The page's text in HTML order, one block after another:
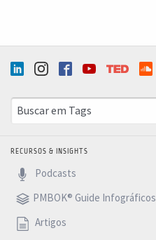
RECURSOS & INSIGHTS
Podcasts
PMBOK® Guide Infográficos
Artigos